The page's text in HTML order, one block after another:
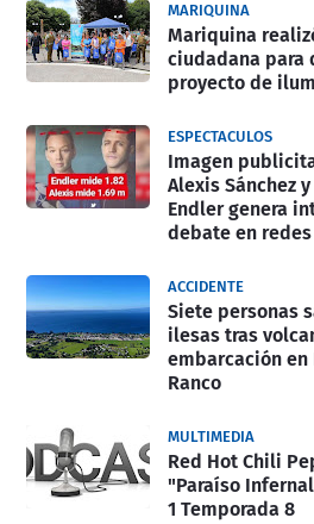
MARIQUINA
Mariquina
ciudadana para
proyecto de
ESPECTACULOS
Imagen
Alexis Sánchez
Endler genera
debate en
ACCIDENTE
Siete personas
ilesas tras
embarcación en
Ranco
MULTIMEDIA
Red Hot Chili
"Paraíso
1 Temporada 8